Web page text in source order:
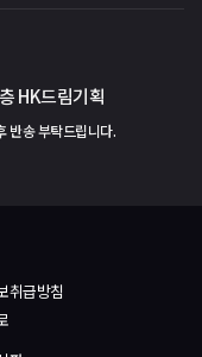
HK드림기획
반송 부탁드립니다.
취급방침